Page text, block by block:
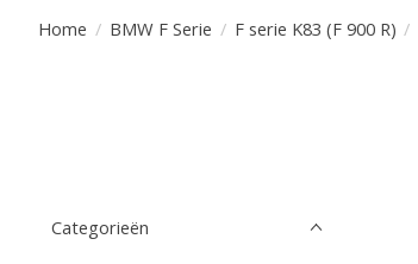
Home / BMW F Serie / F serie K83 (F 900 R) /
Categorieën